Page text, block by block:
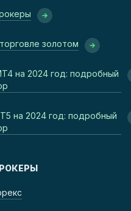
золотом
на 2024 год: подробный
на 2024 год: подробный